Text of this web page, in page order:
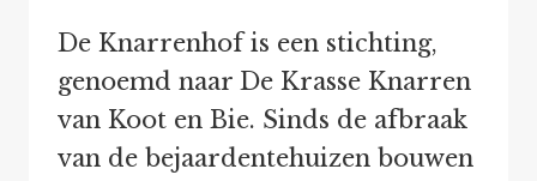
De Knarrenhof is een stichting,
genoemd naar De Krasse Knarren
van Koot en Bie. Sinds de afbraak
van de bejaardentehuizen bouwen